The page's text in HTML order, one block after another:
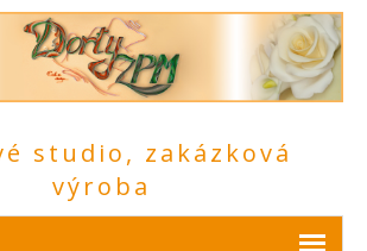
studio, zakázková
výroba